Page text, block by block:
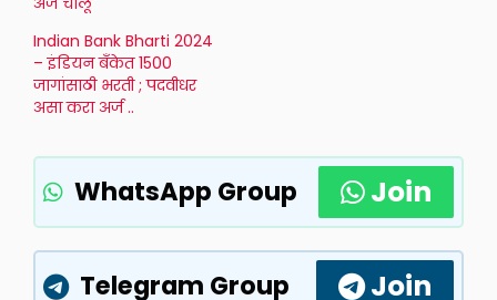
Indian Bank Bharti 2024
– इंडियन बँकेत 1500
जागांसाठी भरती ; पदवीधर
असा करा अर्ज ..
WhatsApp Group Join
Telegram Group Join